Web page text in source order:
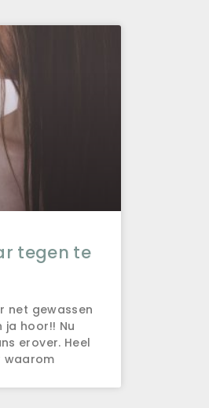
tegen te
net gewassen
hoor!! Nu
erover. Heel
waarom